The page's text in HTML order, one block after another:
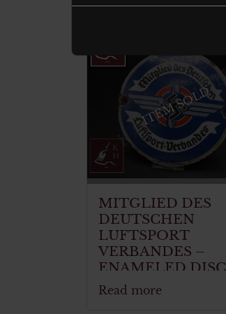
ITEM SOLD
MITGLIED DES
DEUTSCHEN
LUFTSPORT
VERBANDES –
ENAMELED DISC
Read more